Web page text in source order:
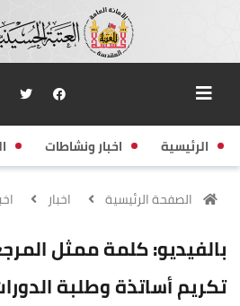
الرئيسية اخبار ونشاطات
الصفحة الرئيسية اخبار
بالفيديو: كلمة ممثل
تكريم أساتذة وطلبة